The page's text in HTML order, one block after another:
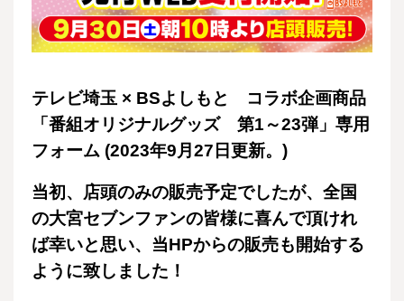
テレビ埼玉 × BSよしもと コラボ企画商品
「番組オリジナルグッズ 第1～23弾」専用
フォーム (2023年9月27日更新。)
当初、店頭のみの販売予定でしたが、全国
の大宮セブンファンの皆様に喜んで頂けれ
ば幸いと思い、当HPからの販売も開始する
ように致しました！